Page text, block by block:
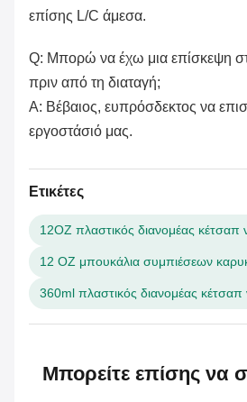
επίσης L/C άμεσα.
Q: Μπορώ να έχω μια επίσκεψη
πριν από τη διαταγή;
Α: Βέβαιος, ευπρόσδεκτος να
εργοστάσιό μας.
Ετικέτες
12OZ πλαστικός διανομέας κέτσαπ
12 OZ μπουκάλια συμπιέσεων
360ml πλαστικός διανομέας
Μπορείτε επίσης να